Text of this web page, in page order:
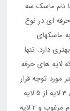
نام ماسک سه
ای در نوع
ماسکهای
دارد. تنها
لایه های حرفه
توجه قرار
داشته باشد. برای ساخت این ماسک به جای 3 لایه از 5 لایه
استفاده شده است ( 3 لایه ملت بلون 25 گرم مرغوب و 2 لایه